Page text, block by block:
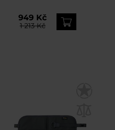
949 Kč
1 213 Kč